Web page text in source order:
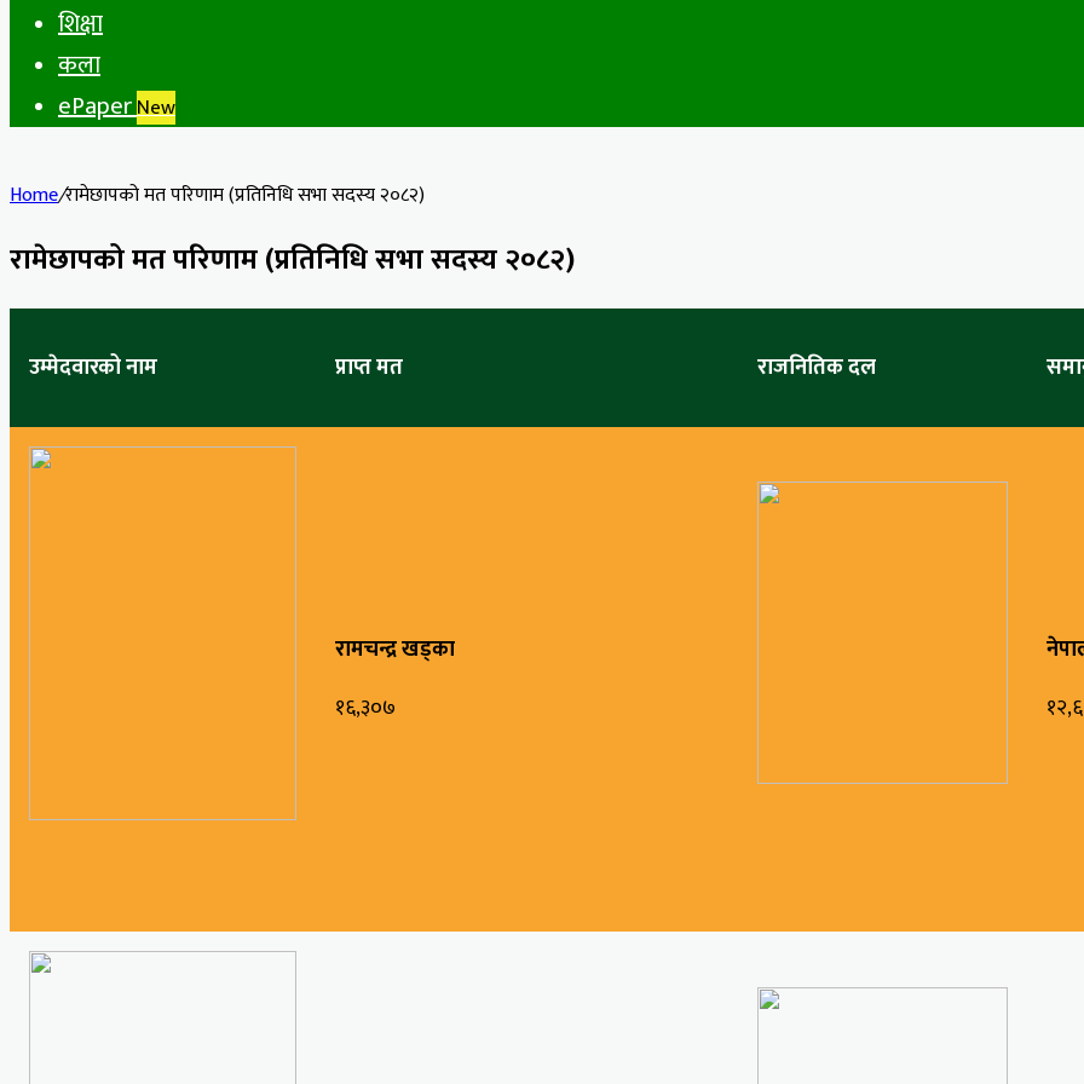
शिक्षा
कला
ePaperNew
Home/रामेछापको मत परिणाम (प्रतिनिधि सभा सदस्य २०८२)
रामेछापको मत परिणाम (प्रतिनिधि सभा सदस्य २०८२)
उम्मेदवारको नाम प्राप्त मत राजनितिक दल
रामचन्द्र खड्का
१६,३०७